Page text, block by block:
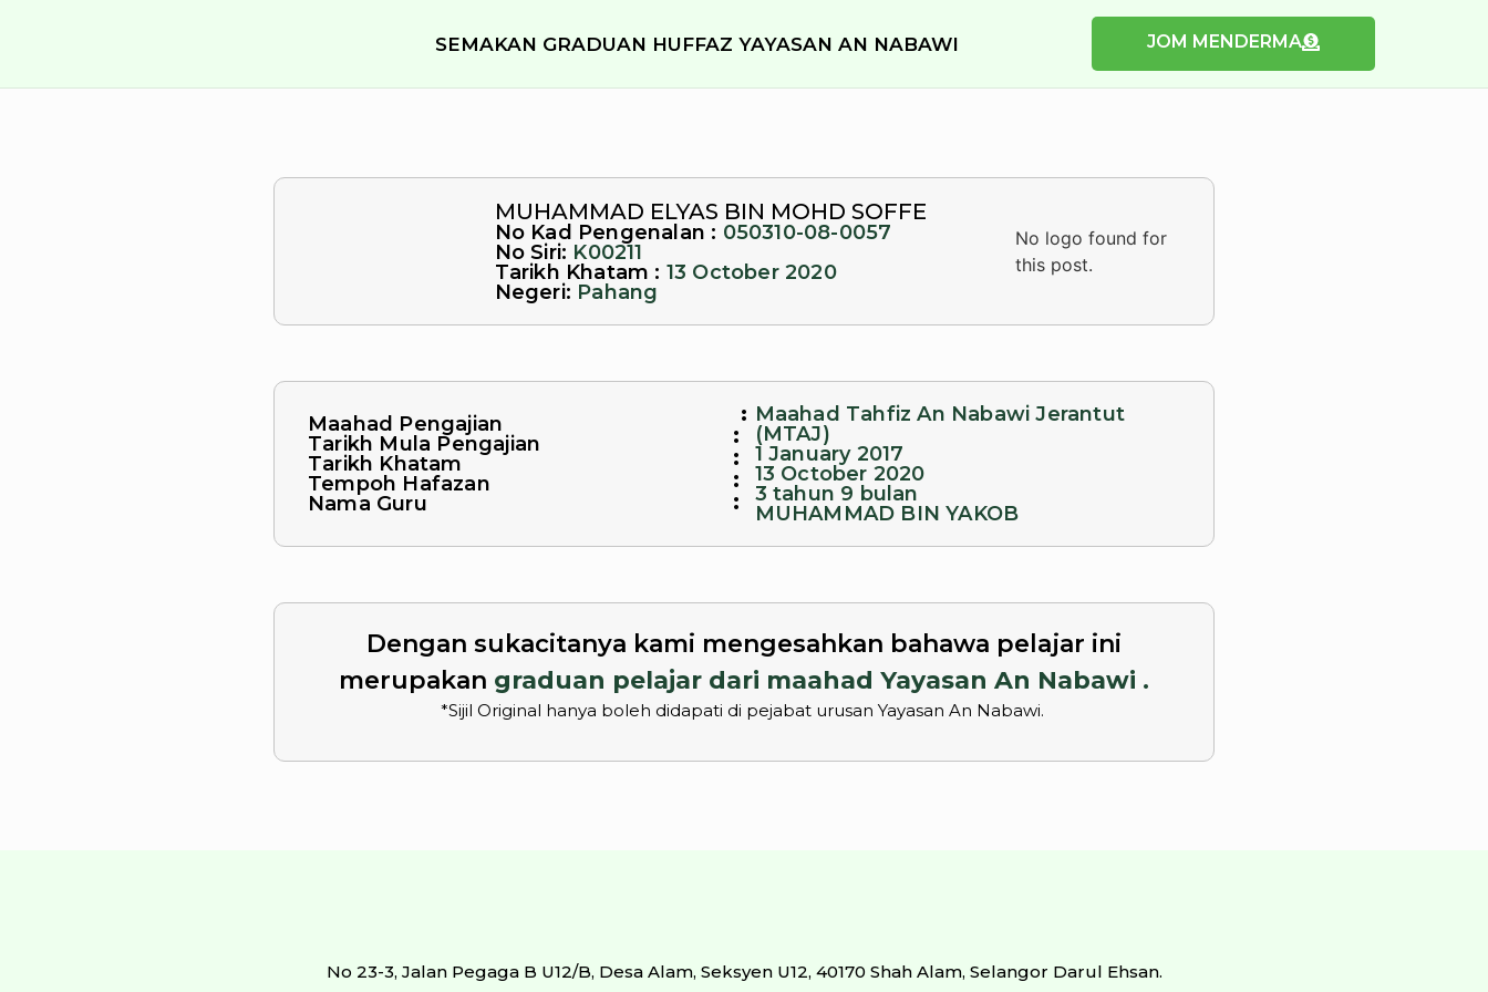
SEMAKAN GRADUAN HUFFAZ YAYASAN AN NABAWI JOM MENDERMA
MUHAMMAD ELYAS BIN MOHD SOFFE
No Kad Pengenalan : 050310-08-0057
No Siri: K00211
Tarikh Khatam : 13 October 2020
Negeri: Pahang
No logo found for
this post.
Maahad Pengajian
Tarikh Mula Pengajian
Tarikh Khatam
Tempoh Hafazan
Nama Guru
:
:
:
:
:
Maahad Tahfiz An Nabawi Jerantut
(MTAJ)
1 January 2017
13 October 2020
3 tahun 9 bulan
MUHAMMAD BIN YAKOB
Dengan sukacitanya kami mengesahkan bahawa pelajar ini
merupakan graduan pelajar dari maahad Yayasan An Nabawi .
*Sijil Original hanya boleh didapati di pejabat urusan Yayasan An Nabawi.
No 23-3, Jalan Pegaga B U12/B, Desa Alam, Seksyen U12, 40170 Shah Alam, Selangor Darul Ehsan.